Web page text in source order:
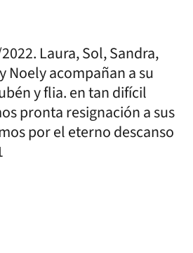
Laura, Sol, Sandra,
Noely acompañan a su
y flia. en tan difícil
pronta resignación a sus
por el eterno descanso